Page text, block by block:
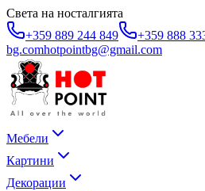
Света на носталгията
+359 889 244 849
+359 888
bg.comhotpointbg@gmail.com
Мебели
Картини
Декорации